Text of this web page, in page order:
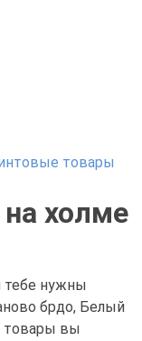
товары
холме
тебе нужны
брдо, Белый
товары вы